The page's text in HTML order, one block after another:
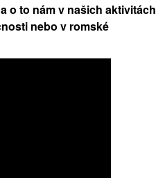
o to nám v našich aktivitách
nebo v romské